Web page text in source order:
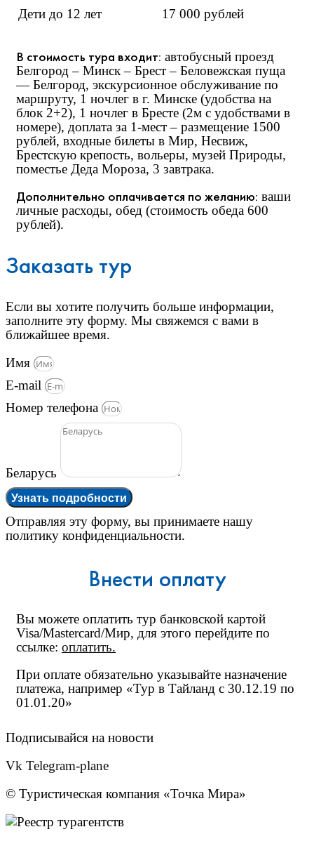
Дети до 12 лет 17 000 рублей
В стоимость тура входит: автобусный проезд
Белгород – Минск – Брест – Беловежская пуща
— Белгород, экскурсионное обслуживание по
маршруту, 1 ночлег в г. Минске (удобства на
блок 2+2), 1 ночлег в Бресте (2м с удобствами в
номере), доплата за 1-мест – размещение 1500
рублей, входные билеты в Мир, Несвиж,
Брестскую крепость, вольеры, музей Природы,
поместье Деда Мороза, 3 завтрака.
Дополнительно оплачивается по желанию: ваши
личные расходы, обед (стоимость обеда 600
рублей).
Заказать тур
Если вы хотите получить больше информации,
заполните эту форму. Мы свяжемся с вами в
ближайшее время.
Имя
E-mail
Номер телефона
Беларусь
Узнать подробности
Отправляя эту форму, вы принимаете нашу
политику конфиденциальности.
Внести оплату
Вы можете оплатить тур банковской картой
Visa/Mastercard/Мир, для этого перейдите по
ссылке: оплатить.
При оплате обязательно указывайте назначение
платежа, например «Тур в Тайланд с 30.12.19 по
01.01.20»
Подписывайся на новости
Vk Telegram-plane
© Туристическая компания «Точка Мира»